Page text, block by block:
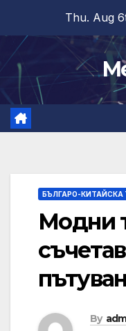
content
Thu. Aug
БЪЛГАРО-
Модни
By